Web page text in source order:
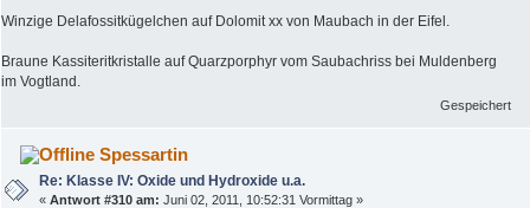
Winzige Delafossitkügelchen auf Dolomit xx von Maubach in der Eifel.
Braune Kassiteritkristalle auf Quarzporphyr vom Saubachriss bei Muldenberg
im Vogtland.
Gespeichert
Spessartin
Re: Klasse IV: Oxide und Hydroxide u.a.
«Antwort #310 am: Juni 02, 2011, 10:52:31 Vormittag »